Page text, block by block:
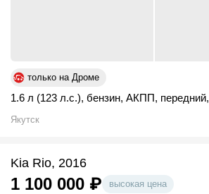
только на Дроме
1.6 л (123 л.с.), бензин, АКПП, передний,
Якутск
Kia Rio, 2016
1 100 000 ₽ высокая цена